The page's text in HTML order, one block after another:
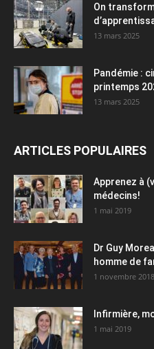
On
13 mars 2025
Pandémie :
printemps
13 mars 2025
ARTICLES POPULAIRES
Apprenez à
médecins!
1 mai 2019
Dr Guy
homme de
1 novembre 2018
Infirmière,
1 mai 2019